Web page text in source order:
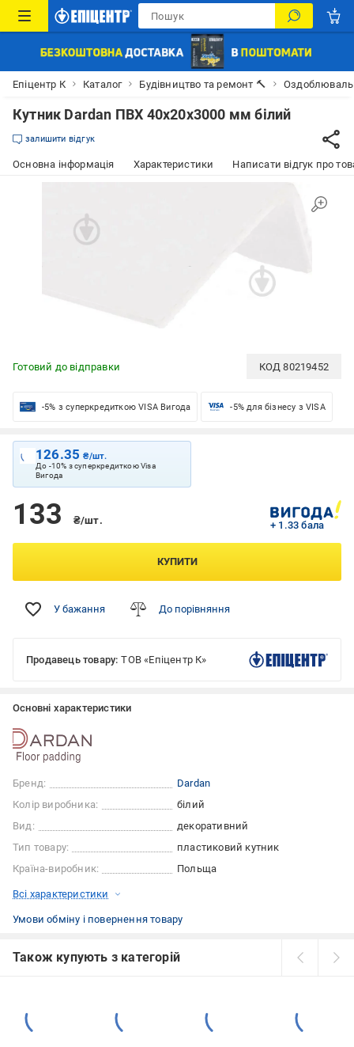
Епіцентр К Каталог Будівництво та ремонт 🔨
Кутник Dardan ПВХ 40х20х3000 мм білий
залишити відгук
Основна інформація Характеристики Написати відгук про
Готовий до відправки КОД80219452
-5% з суперкредиткою VISA Вигода -5% для бізнесу з VISA
126.35₴/шт.
До -10% з суперкредиткою Visa
Вигода
133 ₴/шт. + 1.33 бала
КУПИТИ
У бажання До порівняння
Продавець товару: ТОВ «Епіцентр К»
Основні характеристики
Бренд:
Dardan
Колір виробника:
білий
Вид:
декоративний
Тип товару:
пластиковий кутник
Країна-виробник:
Польща
Всі характеристики
Умови обміну і повернення товару
Також купують з категорій